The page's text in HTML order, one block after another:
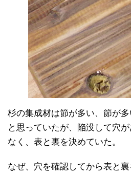
杉の集成材は節が多い、節が
と思っていたが、陥没して穴
なく、表と裏を決めていた。
なぜ、穴を確認してから表と